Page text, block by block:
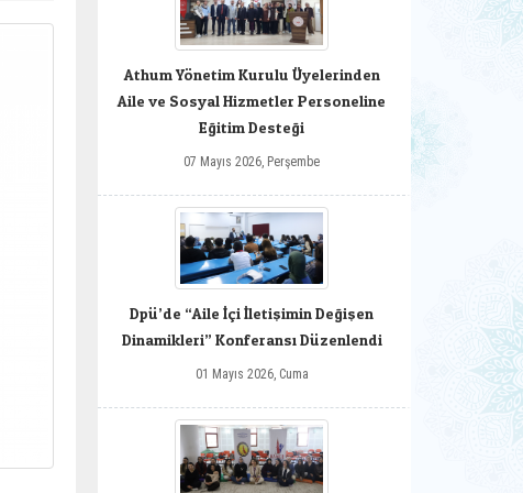
Athum Yönetim Kurulu Üyelerinden
Aile ve Sosyal Hizmetler Personeline
Eğitim Desteği
07 Mayıs 2026, Perşembe
Dpü’de “Aile İçi İletişimin Değişen
Dinamikleri” Konferansı Düzenlendi
01 Mayıs 2026, Cuma